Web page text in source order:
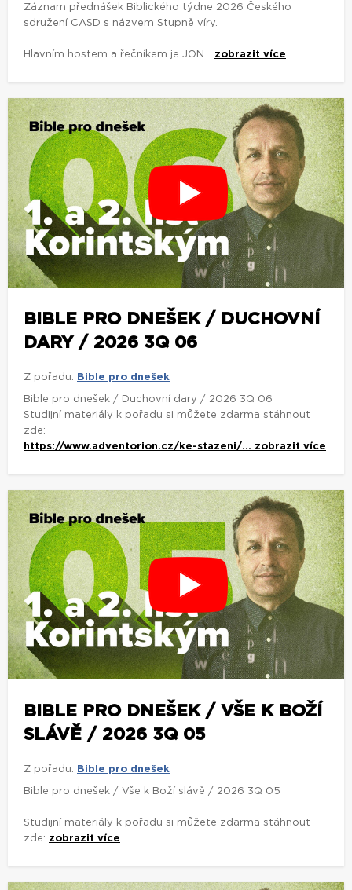
Záznam přednášek Biblického týdne 2026 Českého
sdružení CASD s názvem Stupně víry.
Hlavním hostem a řečníkem je JON... zobrazit více
BIBLE PRO DNEŠEK / DUCHOVNÍ
DARY / 2026 3Q 06
Z pořadu: Bible pro dnešek
Bible pro dnešek / Duchovní dary / 2026 3Q 06
Studijní materiály k pořadu si můžete zdarma stáhnout
zde:
https://www.adventorion.cz/ke-stazeni/... zobrazit více
BIBLE PRO DNEŠEK / VŠE K BOŽÍ
SLÁVĚ / 2026 3Q 05
Z pořadu: Bible pro dnešek
Bible pro dnešek / Vše k Boží slávě / 2026 3Q 05
Studijní materiály k pořadu si můžete zdarma stáhnout
zde: zobrazit více